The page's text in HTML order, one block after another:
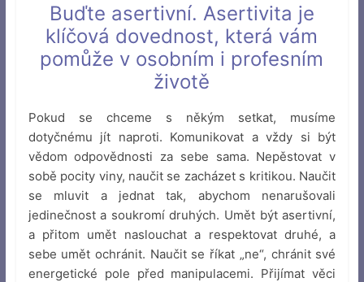
Buďte asertivní. Asertivita je
klíčová dovednost, která vám
pomůže v osobním i profesním
životě
Pokud se chceme s někým setkat, musíme
dotyčnému jít naproti. Komunikovat a vždy si být
vědom odpovědnosti za sebe sama. Nepěstovat v
sobě pocity viny, naučit se zacházet s kritikou. Naučit
se mluvit a jednat tak, abychom nenarušovali
jedinečnost a soukromí druhých. Umět být asertivní,
a přitom umět naslouchat a respektovat druhé, a
sebe umět ochránit. Naučit se říkat „ne“, chránit své
energetické pole před manipulacemi. Přijímat věci